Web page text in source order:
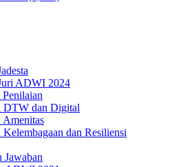
ADWI 2024
Penilaian
DTW dan Digital
dan Resiliensi
Jawaban